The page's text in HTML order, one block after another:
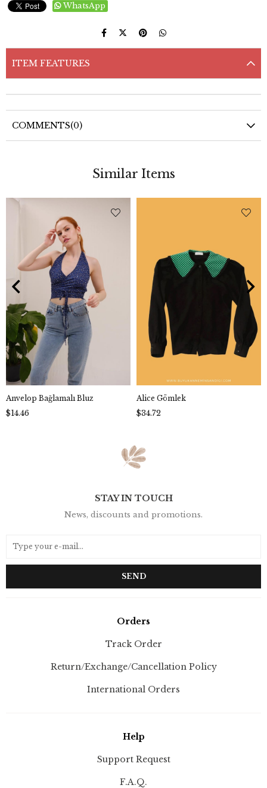
WhatsApp
ITEM FEATURES
COMMENTS(0)
Similar Items
Anvelop Bağlamalı Bluz
$14.46
Alice Gömlek
$34.72
STAY IN TOUCH
News, discounts and promotions.
SEND
Orders
Track Order
Return/Exchange/Cancellation Policy
International Orders
Help
Support Request
F.A.Q.